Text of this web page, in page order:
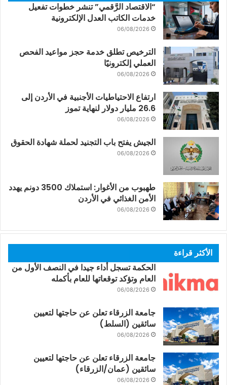
“الاقتصاد الرَّقمي” تنشر خطوات تفعيل
خدمات الكاتب العدل الإلكترونية
06/08/2026
الترخيص تطلق خدمة حجز مواعيد الفحص
العملي إلكترونيًا
06/08/2026
ارتفاع الاحتياطيات الأجنبية في الأردن إلى
26.6 مليار دولار لنهاية تموز
06/08/2026
الجيش يفتح باب التجنيد لحملة شهادة الحقوق
06/08/2026
طهبوب من الأغوار: استملاك 3500 دونم يهدد
الأمن الغذائي في الأردن
06/08/2026
الأكثر قراءة
الحكمة تسجل أداء جيدا في النصف الأول من
العام وتؤكد توقعاتها للعام بأكمله
06/08/2026
جامعة الزرقاء تعلن عن حاجتها لتعيين
سائقين (السلط)
06/08/2026
جامعة الزرقاء تعلن عن حاجتها لتعيين
سائقين (عمان/الزرقاء)
06/08/2026